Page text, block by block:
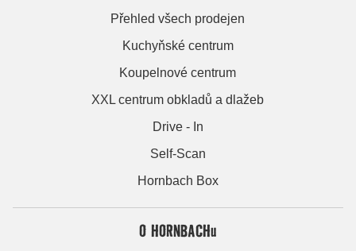
Přehled všech prodejen
Kuchyňské centrum
Koupelnové centrum
XXL centrum obkladů a dlažeb
Drive - In
Self-Scan
Hornbach Box
O HORNBACHu